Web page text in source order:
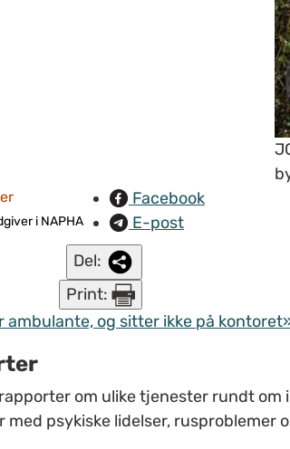
i NAPHA
Facebook
E-post
Del:
Print:
ambulante, og sitter ikke på
om ulike tjenester rundt om
med psykiske lidelser, rusproblemer